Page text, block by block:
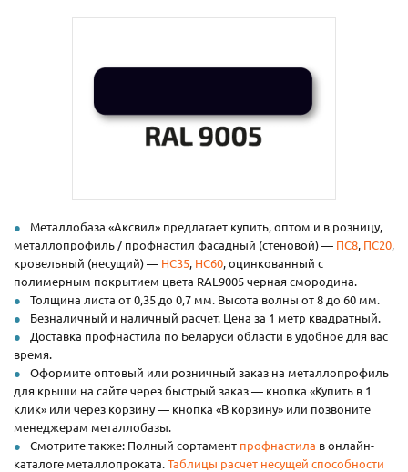
Металлобаза «Аксвил» предлагает купить, оптом и в розницу,
металлопрофиль / профнастил фасадный (стеновой) — ПС8, ПС20,
кровельный (несущий) — НС35, НС60, оцинкованный с
полимерным покрытием цвета RAL9005 черная смородина.
Толщина листа от 0,35 до 0,7 мм. Высота волны от 8 до 60 мм.
Безналичный и наличный расчет. Цена за 1 метр квадратный.
Доставка профнастила по Беларуси области в удобное для вас
время.
Оформите оптовый или розничный заказ на металлопрофиль
для крыши на сайте через быстрый заказ — кнопка «Купить в 1
клик» или через корзину — кнопка «В корзину» или позвоните
менеджерам металлобазы.
Смотрите также: Полный сортамент профнастила в онлайн-
каталоге металлопроката.Таблицы расчет несущей способности